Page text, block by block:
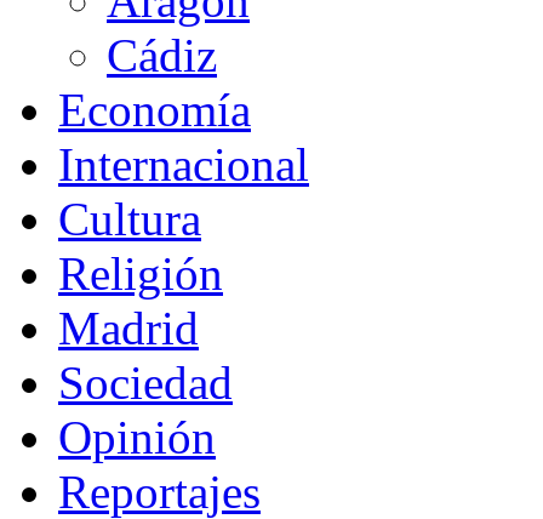
Cádiz
Economía
Internacional
Cultura
Religión
Madrid
Sociedad
Opinión
Reportajes